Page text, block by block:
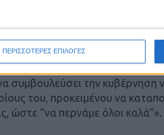
ΠΕΡΙΣΣΟΤΕΡΕΣ ΕΠΙΛΟΓΕΣ
προφανές, αφού οι
10 χρόνια μειώθηκαν
λιανικής πώλησης.
κύριο Μακρή να
συμβουλεύσει την κυβέρνηση
του, προκειμένου να
ώστε “να περνάμε όλοι καλά”».